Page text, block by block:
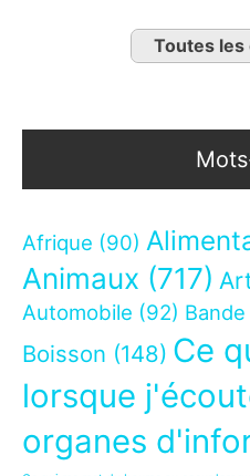
Toutes
Afrique (90)
Animaux (717)
Automobile (92)
Boisson (148) Ce
lorsque
organes